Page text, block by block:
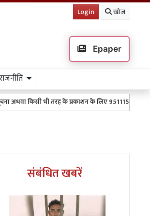
Login खोज
Epaper
तरह के प्रकाशन के लिए 9511151254 पर WhatsApp करें l
संबंधित खबरें